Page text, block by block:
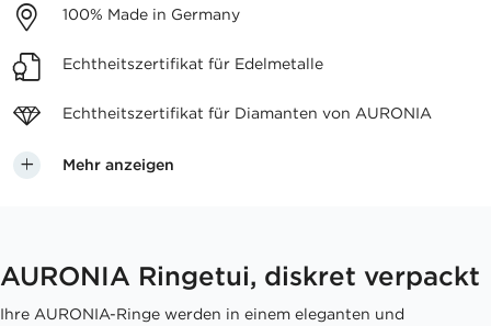
100% Made in Germany
Echtheitszertifikat für Edelmetalle
Echtheitszertifikat für Diamanten von AURONIA
Mehr anzeigen
AURONIA Ringetui, diskret verpackt
Ihre AURONIA-Ringe werden in einem eleganten und